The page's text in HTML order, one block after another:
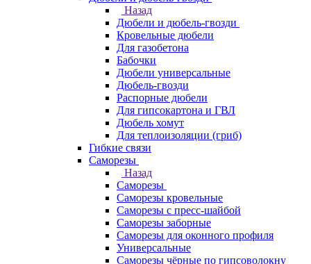
Назад
Дюбели и дюбель-гвозди
Кровельные дюбели
Для газобетона
Бабочки
Дюбели универсальные
Дюбель-гвозди
Распорные дюбели
Для гипсокартона и ГВЛ
Дюбель хомут
Для теплоизоляции (гриб)
Гибкие связи
Саморезы
Назад
Саморезы
Саморезы кровельные
Саморезы с пресс-шайбой
Саморезы заборные
Саморезы для оконного профиля
Универсальные
Саморезы чёрные по гипсоволокну